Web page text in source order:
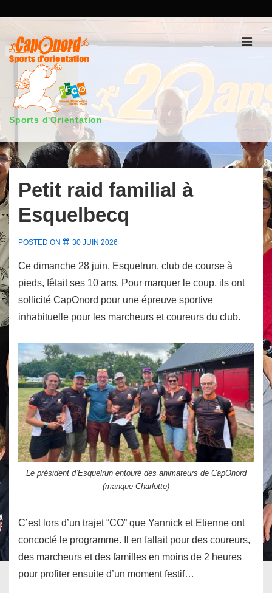
contenu
principal
Sports d'Orientation
Main
Navigation
Petit raid familial à
Esquelbecq
POSTED ON 30 JUIN 2026
Ce dimanche 28 juin, Esquelrun, club de course à
pieds, fêtait ses 10 ans. Pour marquer le coup, ils ont
sollicité CapOnord pour une épreuve sportive
inhabituelle pour les marcheurs et coureurs du club.
Le président d’Esquelrun entouré des animateurs de CapOnord
(manque Charlotte)
C’est lors d’un trajet “CO” que Yannick et Etienne ont
concocté le programme. Il en fallait pour des coureurs,
des marcheurs et des familles en moins de 2 heures
pour profiter ensuite d’un moment festif…